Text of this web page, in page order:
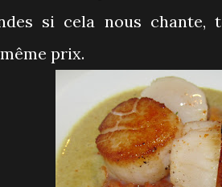
si cela nous
prix.